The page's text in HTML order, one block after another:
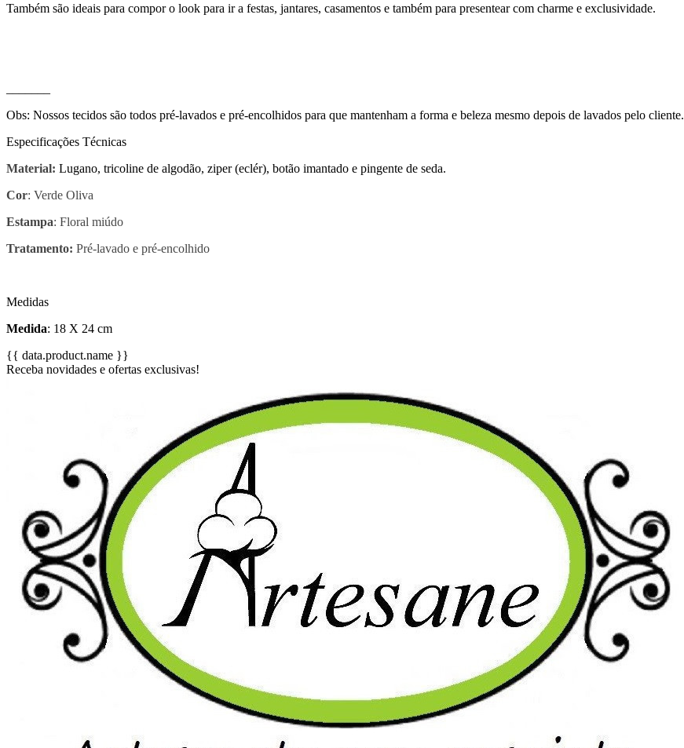
Também são ideais para compor o look para ir a festas, jantares, casamentos e também para presentear com charme e exclusividade.
Obs: Nossos tecidos são todos pré-lavados e pré-encolhidos para que mantenham a forma e beleza mesmo depois de lavados pelo cliente.
Especificações Técnicas
Material: Lugano, tricoline de algodão, ziper (eclér), botão imantado e pingente de seda.
Cor: Verde Oliva
Estampa: Floral miúdo
Tratamento: Pré-lavado e pré-encolhido
Medidas
Medida: 18 X 24 cm
{{ data.product.name }}
Receba novidades e ofertas exclusivas!